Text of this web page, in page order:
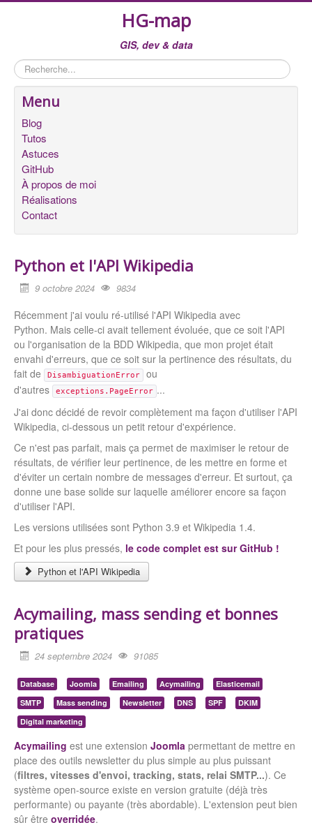
HG-map
GIS, dev & data
Rechercher
Menu
Blog
Tutos
Astuces
GitHub
À propos de moi
Réalisations
Contact
Python et l'API Wikipedia
9 octobre 2024 9834
Récemment j'ai voulu ré-utilisé l'API Wikipedia avec
Python. Mais celle-ci avait tellement évoluée, que ce soit l'API
ou l'organisation de la BDD Wikipedia, que mon projet était
envahi d'erreurs, que ce soit sur la pertinence des résultats, du
fait de
DisambiguationError
ou
d'autres
exceptions.PageError ...
J'ai donc décidé de revoir complètement ma façon d'utiliser l'API
Wikipedia, ci-dessous un petit retour d'expérience.
Ce n'est pas parfait, mais ça permet de maximiser le retour de
résultats, de vérifier leur pertinence, de les mettre en forme et
d'éviter un certain nombre de messages d'erreur. Et surtout, ça
donne une base solide sur laquelle améliorer encore sa façon
d'utiliser l'API.
Les versions utilisées sont Python 3.9 et Wikipedia 1.4.
Et pour les plus pressés, le code complet est sur GitHub !
Python et l'API Wikipedia
Acymailing, mass sending et bonnes
pratiques
24 septembre 2024 91085
Database Joomla Emailing Acymailing
Elasticemail
SMTP
Mass sending Newsletter DNS SPF
DKIM
Digital marketing
Acymailing est une extension Joomla permettant de mettre en
place des outils newsletter du plus simple au plus puissant
(filtres, vitesses d'envoi, tracking, stats, relai SMTP...). Ce
système open-source existe en version gratuite (déjà très
performante) ou payante (très abordable). L'extension peut bien
sûr être overridée.